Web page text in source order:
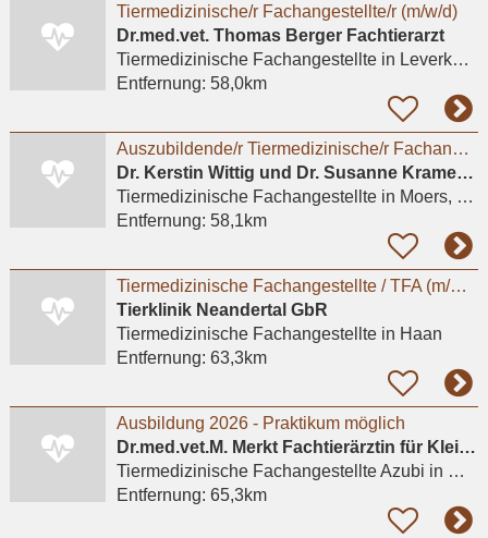
Tiermedizinische/r Fachangestellte/r (m/w/d)
Dr.med.vet. Thomas Berger Fachtierarzt
Tiermedizinische Fachangestelltein Leverkusen, Küppersteg
Entfernung: 58,0km
Auszubildende/r Tiermedizinische/r Fachangestellte/r (m/w/d)
Dr. Kerstin Wittig und Dr. Susanne Kramer GbR Kleintierpraxis
Tiermedizinische Fachangestelltein Moers, Repelen
Entfernung: 58,1km
Tiermedizinische Fachangestellte / TFA (m/w/d) - Haan (Düsseldorf)
Tierklinik Neandertal GbR
Tiermedizinische Fachangestelltein Haan
Entfernung: 63,3km
Ausbildung 2026 - Praktikum möglich
Dr.med.vet.M. Merkt Fachtierärztin für Kleintiere
Tiermedizinische Fachangestellte Azubi in Mülheim an der Ruhr
Entfernung: 65,3km